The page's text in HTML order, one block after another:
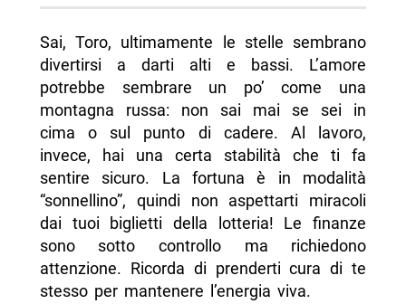
Sai, Toro, ultimamente le stelle sembrano
divertirsi a darti alti e bassi. L’amore
potrebbe sembrare un po’ come una
montagna russa: non sai mai se sei in
cima o sul punto di cadere. Al lavoro,
invece, hai una certa stabilità che ti fa
sentire sicuro. La fortuna è in modalità
“sonnellino”, quindi non aspettarti miracoli
dai tuoi biglietti della lotteria! Le finanze
sono sotto controllo ma richiedono
attenzione. Ricorda di prenderti cura di te
stesso per mantenere l’energia viva.